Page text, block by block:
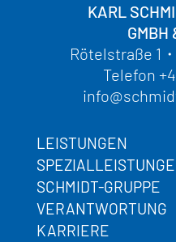
KARL
GMBH
Rötelstraße 1
Telefon
LEISTUNGEN
SCHMIDT-GRUPPE
VERANTWORTUNG
KARRIERE